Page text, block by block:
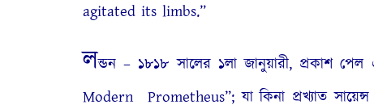
agitated its limbs.”
লন্ডন – ১৮১৮ সালের ১লা জানুয়ারী, প্রকাশ
Modern Prometheus”; যা কিনা প্রখ্যাত